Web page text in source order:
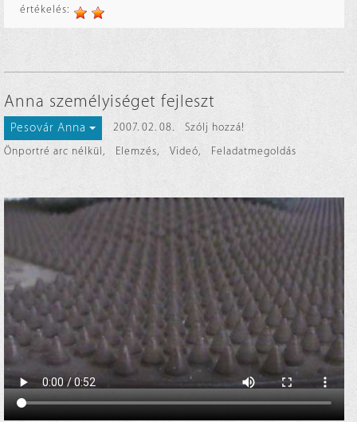
értékelés:
Anna személyiséget fejleszt
Pesovár Anna 2007. 02. 08.
Szólj hozzá!
Önportré arc nélkül , Elemzés, Videó, Feladatmegoldás